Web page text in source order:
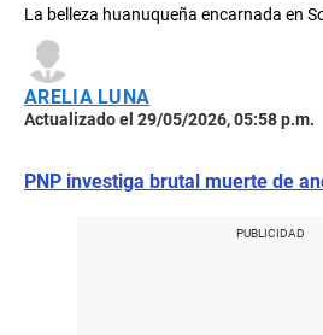
La belleza huanuqueña encarnada en
ARELIA LUNA
Actualizado el 29/05/2026, 05:58 p.m.
PNP investiga brutal muerte de